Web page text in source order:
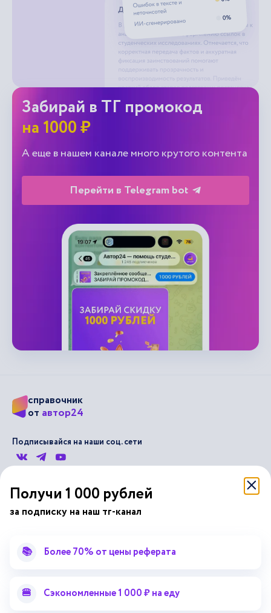
Забирай в ТГ промокод
на 1000 ₽
А еще в нашем канале много крутого контента
Перейти в Telegram bot
справочник
от автор24
Подписывайся на наши соц. сети
Научные статьи
Лекторий
Получи 1 000 рублей
за подписку на наш тг-канал
📚 Более 70% от цены реферата
🍔 Сэкономленные 1 000 ₽ на еду